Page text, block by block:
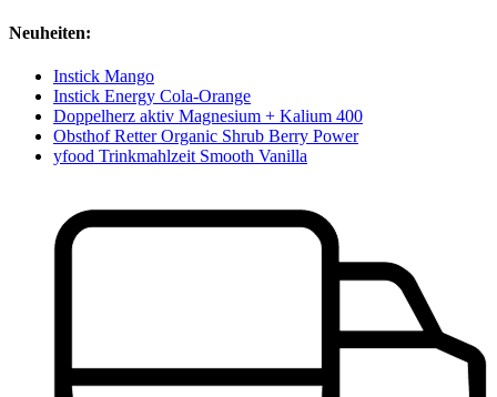
Neuheiten:
Instick Mango
Instick Energy Cola-Orange
Doppelherz aktiv Magnesium + Kalium 400
Obsthof Retter Organic Shrub Berry Power
yfood Trinkmahlzeit Smooth Vanilla